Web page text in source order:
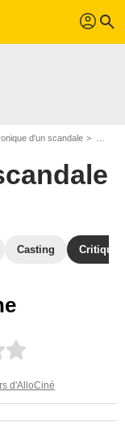
profil search
d'un scandale
Casting
d'AlloCiné